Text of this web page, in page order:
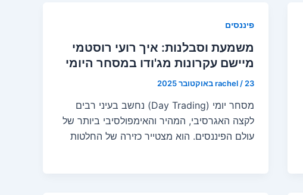
פיננסים
משמעת וסבלנות: איך רועי רוסטמי
מיישם עקרונות מג'ודו במסחר היומי
rachel / 23 באוקטובר 2025
מסחר יומי (Day Trading) נחשב בעיני רבים
לקצה האגרסיבי, המהיר והאימפולסיבי ביותר של
עולם הפיננסים. הוא מצטייר כזירה של החלטות